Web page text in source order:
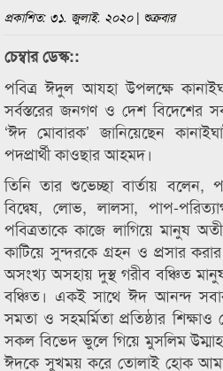
প্রকাশিত: ৩১. জুলাই. ২০২০ | শুক্রবার
চেম্বার ডেস্ক::
পবিত্র ঈদুল আযহা উপলক্ষে
সর্বস্তরের জনগণ ও দেশ বিদেশের
‘ঈদ মোবারক’ জানিয়েছেন
পদপ্রার্থী কাওছার আহমদ।
তিনি তার শুভেচ্ছা বার্তায় বলেন,
বিদ্বেষ, লোভ, লালসা, পাপ-
পবিত্রতাকে কাজে লাগিয়ে মানুষ
কাটিয়ে সুন্দরকে গ্রহন ও প্রসার
অসংখ্য অসহায় দুস্থ গরীব বঞ্চিত
বঞ্চিত। একই সাথে ঈদ আনন্দ
সমতা ও সহমর্মিতা প্রতিষ্ঠার
সকল বিভেদ ভুলে গিয়ে মুসলিম
ঈদকে সুখময় করে তোলাই হোক